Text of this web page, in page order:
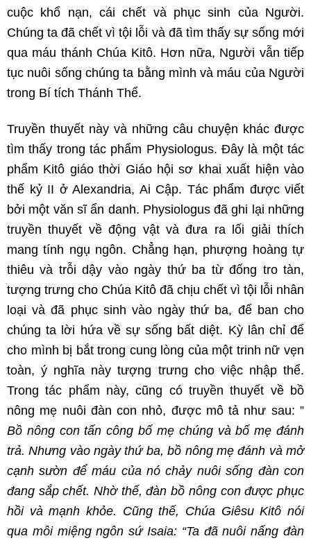
cuộc khổ nạn, cái chết và phục sinh của Người.
Chúng ta đã chết vì tội lỗi và đã tìm thấy sự sống mới
qua máu thánh Chúa Kitô. Hơn nữa, Người vẫn tiếp
tục nuôi sống chúng ta bằng mình và máu của Người
trong Bí tích Thánh Thể.
Truyền thuyết này và những câu chuyện khác được
tìm thấy trong tác phẩm Physiologus. Đây là một tác
phẩm Kitô giáo thời Giáo hội sơ khai xuất hiện vào
thế kỷ II ở Alexandria, Ai Cập. Tác phẩm được viết
bởi một văn sĩ ẩn danh. Physiologus đã ghi lại những
truyền thuyết về động vật và đưa ra lối giải thích
mang tính ngụ ngôn. Chẳng hạn, phượng hoàng tự
thiêu và trỗi dậy vào ngày thứ ba từ đống tro tàn,
tượng trưng cho Chúa Kitô đã chịu chết vì tội lỗi nhân
loại và đã phục sinh vào ngày thứ ba, để ban cho
chúng ta lời hứa về sự sống bất diệt. Kỳ lân chỉ để
cho mình bị bắt trong cung lòng của một trinh nữ vẹn
toàn, ý nghĩa này tượng trưng cho việc nhập thể.
Trong tác phẩm này, cũng có truyền thuyết về bồ
nông mẹ nuôi đàn con nhỏ, được mô tả như sau: ”
Bồ nông con tấn công bố mẹ chúng và bố mẹ đánh
trả. Nhưng vào ngày thứ ba, bồ nông mẹ đánh và mở
cạnh sườn để máu của nó chảy nuôi sống đàn con
đang sắp chết. Nhờ thế, đàn bồ nông con được phục
hồi và mạnh khỏe. Cũng thế, Chúa Giêsu Kitô nói
qua môi miệng ngôn sứ Isaia: “Ta đã nuôi nấng đàn